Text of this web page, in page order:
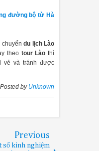
đường bộ từ Hà
du lịch Lào
theo tour Lào thì
vẻ và tránh được
Posted by Unknown
Previous
số kinh nghiệm